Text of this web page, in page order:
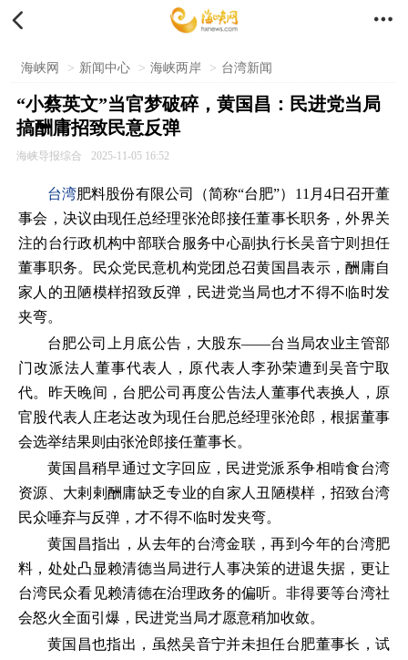
 
海峡网 > 新闻中心 > 海峡两岸 > 台湾新闻
“小蔡英文”当官梦破碎，黄国昌：民进党当局
搞酬庸招致民意反弹
海峡导报综合 2025-11-05 16:52
台湾肥料股份有限公司（简称“台肥”）11月4日召开董
事会，决议由现任总经理张沧郎接任董事长职务，外界关
注的台行政机构中部联合服务中心副执行长吴音宁则担任
董事职务。民众党民意机构党团总召黄国昌表示，酬庸自
家人的丑陋模样招致反弹，民进党当局也才不得不临时发
夹弯。
台肥公司上月底公告，大股东——台当局农业主管部
门改派法人董事代表人，原代表人李孙荣遭到吴音宁取
代。昨天晚间，台肥公司再度公告法人董事代表换人，原
官股代表人庄老达改为现任台肥总经理张沧郎，根据董事
会选举结果则由张沧郎接任董事长。
黄国昌稍早通过文字回应，民进党派系争相啃食台湾
资源、大剌剌酬庸缺乏专业的自家人丑陋模样，招致台湾
民众唾弃与反弹，才不得不临时发夹弯。
黄国昌指出，从去年的台湾金联，再到今年的台湾肥
料，处处凸显赖清德当局进行人事决策的进退失据，更让
台湾民众看见赖清德在治理政务的偏听。非得要等台湾社
会怒火全面引爆，民进党当局才愿意稍加收敛。
黄国昌也指出，虽然吴音宁并未担任台肥董事长，试